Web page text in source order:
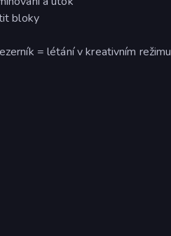
bloky
= létání v kreativním režimu